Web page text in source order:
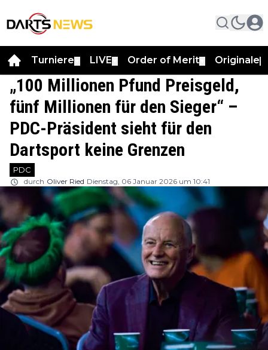
Turniere LIVE Order of Merit Originale
„100 Millionen Pfund Preisgeld,
fünf Millionen für den Sieger“ –
PDC-Präsident sieht für den
Dartsport keine Grenzen
PDC
durch Oliver Ried Dienstag, 06 Januar 2026 um 10:41